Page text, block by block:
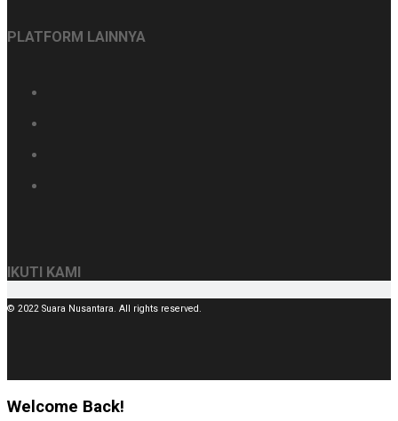
PLATFORM LAINNYA
IKUTI KAMI
© 2022 Suara Nusantara. All rights reserved.
Welcome Back!